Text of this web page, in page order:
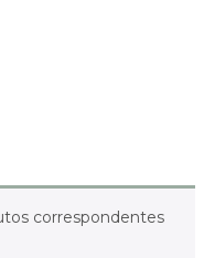
correspondentes